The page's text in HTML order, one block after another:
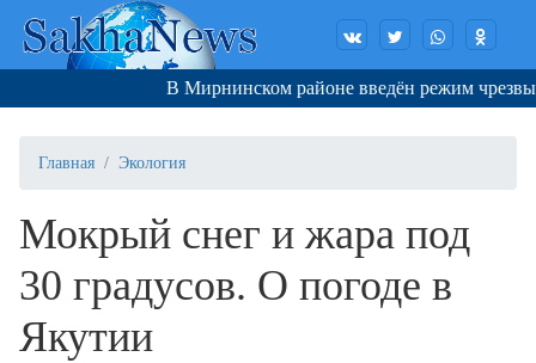
В Мирнинском районе введён режим
Главная Экология
Мокрый снег и жара под
30 градусов. О погоде в
Якутии